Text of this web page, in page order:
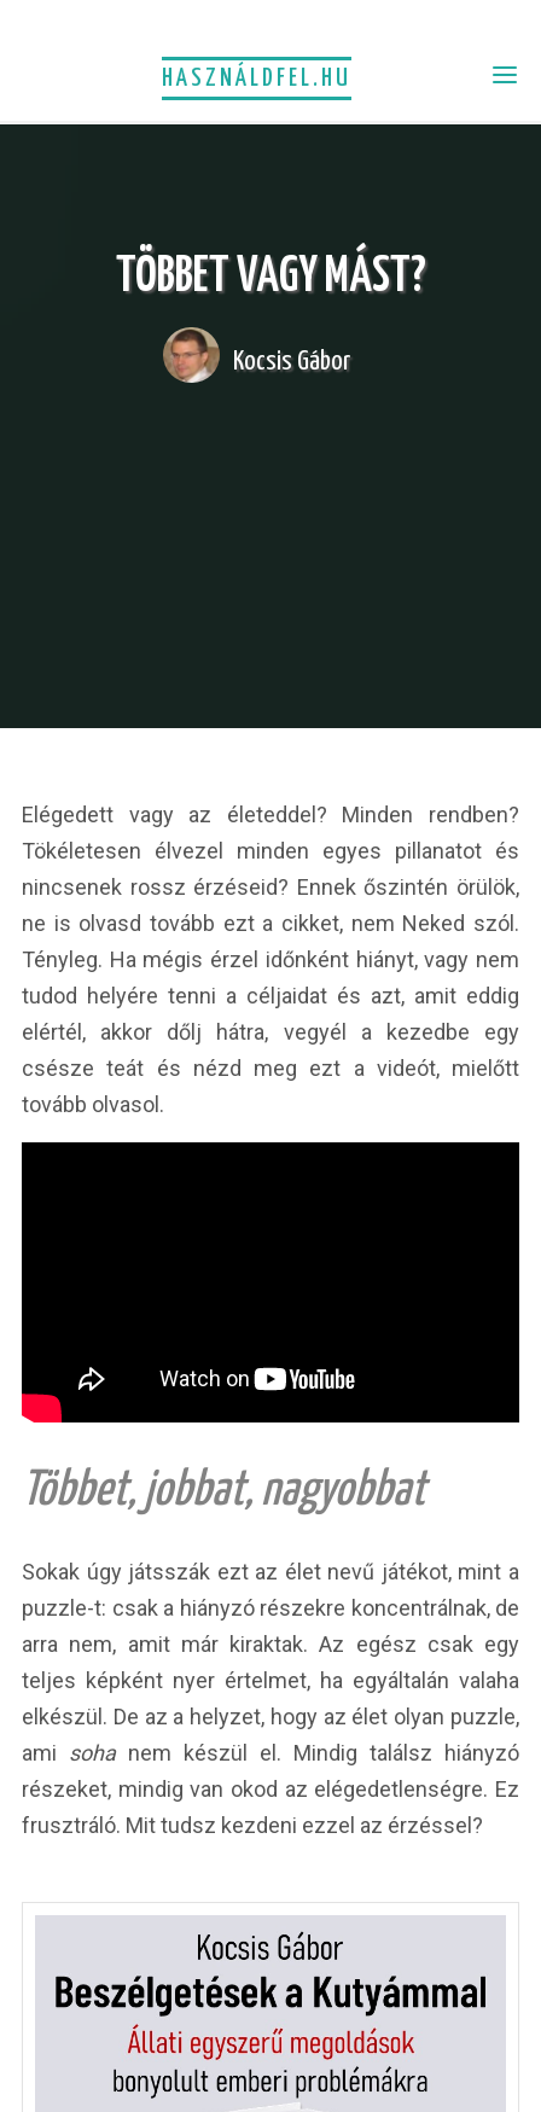
HASZNÁLDFEL.HU
TÖBBET VAGY MÁST?
Kocsis Gábor
Elégedett vagy az életeddel? Minden rendben?
Tökéletesen élvezel minden egyes pillanatot és
nincsenek rossz érzéseid? Ennek őszintén örülök,
ne is olvasd tovább ezt a cikket, nem Neked szól.
Tényleg. Ha mégis érzel időnként hiányt, vagy nem
tudod helyére tenni a céljaidat és azt, amit eddig
elértél, akkor dőlj hátra, vegyél a kezedbe egy
csésze teát és nézd meg ezt a videót, mielőtt
tovább olvasol.
Többet, jobbat, nagyobbat
Sokak úgy játsszák ezt az élet nevű játékot, mint a
puzzle-t: csak a hiányzó részekre koncentrálnak, de
arra nem, amit már kiraktak. Az egész csak egy
teljes képként nyer értelmet, ha egyáltalán valaha
elkészül. De az a helyzet, hogy az élet olyan puzzle,
ami sohanem készül el. Mindig találsz hiányzó
részeket, mindig van okod az elégedetlenségre. Ez
frusztráló. Mit tudsz kezdeni ezzel az érzéssel?